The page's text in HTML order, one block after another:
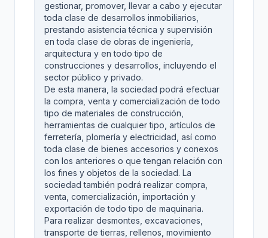
gestionar, promover, llevar a cabo y ejecutar
toda clase de desarrollos inmobiliarios,
prestando asistencia técnica y supervisión
en toda clase de obras de ingeniería,
arquitectura y en todo tipo de
construcciones y desarrollos, incluyendo el
sector público y privado.
De esta manera, la sociedad podrá efectuar
la compra, venta y comercialización de todo
tipo de materiales de construcción,
herramientas de cualquier tipo, artículos de
ferretería, plomería y electricidad, así como
toda clase de bienes accesorios y conexos
con los anteriores o que tengan relación con
los fines y objetos de la sociedad. La
sociedad también podrá realizar compra,
venta, comercialización, importación y
exportación de todo tipo de maquinaria.
Para realizar desmontes, excavaciones,
transporte de tierras, rellenos, movimiento